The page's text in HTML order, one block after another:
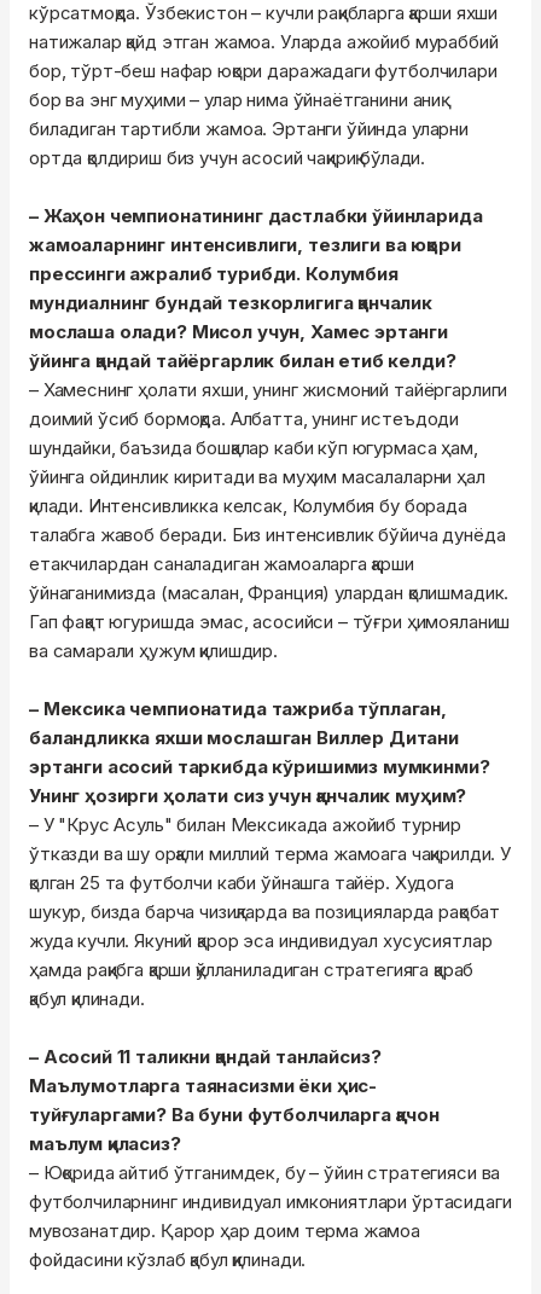
кўрсатмоқда. Ўзбекистон – кучли рақибларга қарши яхши
натижалар қайд этган жамоа. Уларда ажойиб мураббий
бор, тўрт-беш нафар юқори даражадаги футболчилари
бор ва энг муҳими – улар нима ўйнаётганини аниқ
биладиган тартибли жамоа. Эртанги ўйинда уларни
ортда қолдириш биз учун асосий чақириқ бўлади.
– Жаҳон чемпионатининг дастлабки ўйинларида
жамоаларнинг интенсивлиги, тезлиги ва юқори
прессинги ажралиб турибди. Колумбия
мундиалнинг бундай тезкорлигига қанчалик
мослаша олади? Мисол учун, Хамес эртанги
ўйинга қандай тайёргарлик билан етиб келди?
– Хамеснинг ҳолати яхши, унинг жисмоний тайёргарлиги
доимий ўсиб бормоқда. Албатта, унинг истеъдоди
шундайки, баъзида бошқалар каби кўп югурмаса ҳам,
ўйинга ойдинлик киритади ва муҳим масалаларни ҳал
қилади. Интенсивликка келсак, Колумбия бу борада
талабга жавоб беради. Биз интенсивлик бўйича дунёда
етакчилардан саналадиган жамоаларга қарши
ўйнаганимизда (масалан, Франция) улардан қолишмадик.
Гап фақат югуришда эмас, асосийси – тўғри ҳимояланиш
ва самарали ҳужум қилишдир.
– Мексика чемпионатида тажриба тўплаган,
баландликка яхши мослашган Виллер Дитани
эртанги асосий таркибда кўришимиз мумкинми?
Унинг ҳозирги ҳолати сиз учун қанчалик муҳим?
– У "Крус Асуль" билан Мексикада ажойиб турнир
ўтказди ва шу орқали миллий терма жамоага чақирилди. У
қолган 25 та футболчи каби ўйнашга тайёр. Худога
шукур, бизда барча чизиқларда ва позицияларда рақобат
жуда кучли. Якуний қарор эса индивидуал хусусиятлар
ҳамда рақибга қарши қўлланиладиган стратегияга қараб
қабул қилинади.
– Асосий 11 таликни қандай танлайсиз?
Маълумотларга таянасизми ёки ҳис-
туйғуларгами? Ва буни футболчиларга қачон
маълум қиласиз?
– Юқорида айтиб ўтганимдек, бу – ўйин стратегияси ва
футболчиларнинг индивидуал имкониятлари ўртасидаги
мувозанатдир. Қарор ҳар доим терма жамоа
фойдасини кўзлаб қабул қилинади.